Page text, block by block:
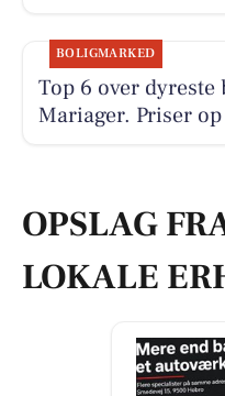
BOLIGMARKED
Top 6 over
Mariager. Priser
OPSLAG
LOKALE